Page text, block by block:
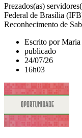
Prezados(as)
Federal de Brasília
Reconhecimento de
Escrito por Maria
publicado
24/07/26
16h03